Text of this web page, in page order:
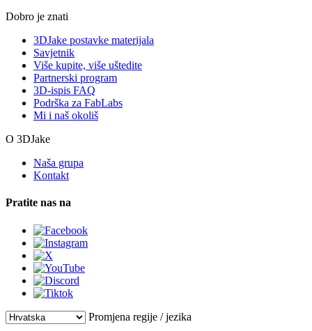
Dobro je znati
3DJake postavke materijala
Savjetnik
Više kupite, više uštedite
Partnerski program
3D-ispis FAQ
Podrška za FabLabs
Mi i naš okoliš
O 3DJake
Naša grupa
Kontakt
Pratite nas na
Promjena regije / jezika